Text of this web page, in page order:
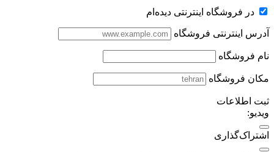
در فروشگاه اینترنتی دیده‌ام
آدرس اینترنتی فروشگاه
نام فروشگاه
مکان فروشگاه
ثبت اطلاعات
ویدیو:
اشتراک‌گذاری